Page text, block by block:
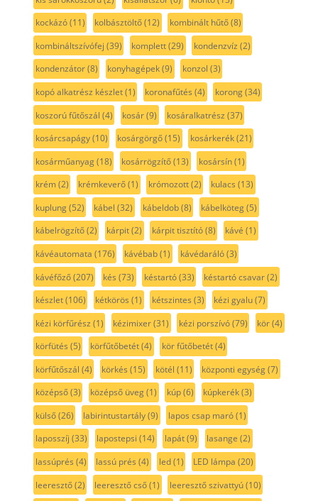
kockázó(11) kolbásztöltő(12) kombinált hűtő(8)
kombináltszívófej (39) komplett(29) kondenzvíz (2)
kondenzátor(8) konyhagépek(9) konzol (3)
kopó alkatrész készlet(1) koronafűtés (4) korong(34)
koszorú fűtőszál (4) kosár(9) kosáralkatrész (37)
kosárcsapágy(10) kosárgörgő(15) kosárkerék(21)
kosárműanyag(18) kosárrögzítő(13) kosársín(1)
krém(2) krémkeverő(1) krómozott(2) kulacs (13)
kuplung(52) kábel (32) kábeldob(8) kábelköteg(5)
kábelrögzítő(2) kárpit(2) kárpit tisztító(8) kávé (1)
kávéautomata (176) kávébab(1) kávédaráló(3)
kávéfőző(207) kés (73) késtartó(33) késtartó csavar(2)
készlet(106) kétkörös (1) kétszintes (3) kézi gyalu(7)
kézi körfűrész (1) kézimixer(31) kézi porszívó(79) kör(4)
körfütés (5) körfűtőbetét(4) kör fűtőbetét(4)
körfűtőszál (4) körkés (15) kötél (11) központi egység(7)
középső(3) középső üveg(1) kúp(6) kúpkerék(3)
külső(26) labirintustartály(9) lapos csap maró(1)
laposszíj (33) lapostepsi (14) lapát(9) lasange (2)
lassúprés (4) lassú prés (4) led(1) LED lámpa (20)
leeresztő(2) leeresztő cső(1) leeresztő szivattyú(10)